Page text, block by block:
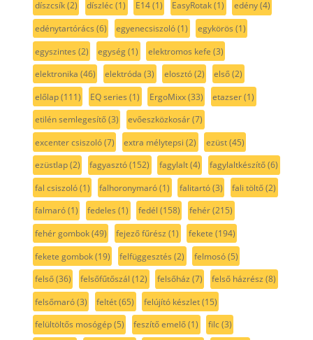
díszcsík(2) díszléc(1) E14(1) EasyRotak(1) edény(4)
edénytartórács (6) egyenecsiszoló(1) egykörös (1)
egyszintes (2) egység(1) elektromos kefe (3)
elektronika (46) elektróda (3) elosztó(2) első(2)
előlap(111) EQ series (1) ErgoMixx(33) etazser(1)
etilén semlegesítő(3) evőeszközkosár(7)
excenter csiszoló(7) extra mélytepsi (2) ezüst(45)
ezüstlap(2) fagyasztó(152) fagylalt(4) fagylaltkészítő(6)
fal csiszoló(1) falhoronymaró(1) falitartó(3) fali töltő(2)
falmaró(1) fedeles (1) fedél (158) fehér(215)
fehér gombok(49) fejező fűrész (1) fekete (194)
fekete gombok(19) felfüggesztés (2) felmosó(5)
felső(36) felsőfűtőszál (12) felsőház (7) felső házrész (8)
felsőmaró(3) feltét(65) felújító készlet(15)
felültöltős mosógép(5) feszítő emelő(1) filc(3)